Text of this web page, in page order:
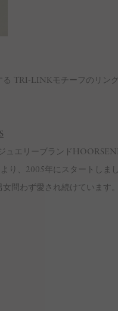
る TRI-LINKモチーフのリン
ュエリーブランド
り、2005年にスタートしま
問わず愛され続けています。